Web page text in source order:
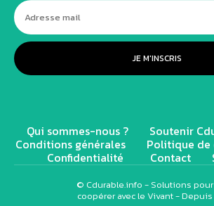
JE M'INSCRIS
Qui sommes-nous ? Soutenir
Conditions générales Politique de
Confidentialité Contact
© Cdurable.info - Solutions pour
coopérer avec le Vivant -